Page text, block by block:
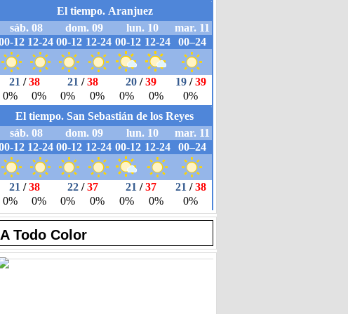
A Todo Color